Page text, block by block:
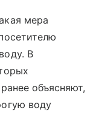
мера
В
объясняют,
воду